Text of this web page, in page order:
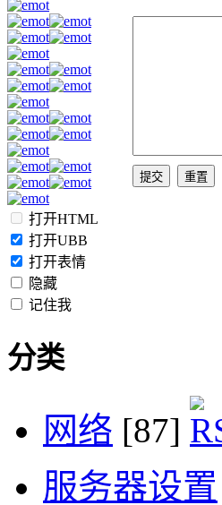
打开HTML
打开UBB
打开表情
隐藏
记住我
分类
网络 [87]
服务器设置